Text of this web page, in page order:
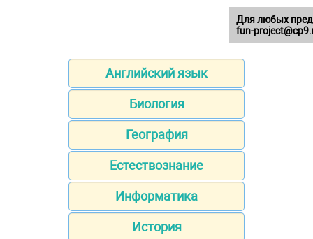
Английский язык
Биология
География
Естествознание
Информатика
История
Для любых
fun-